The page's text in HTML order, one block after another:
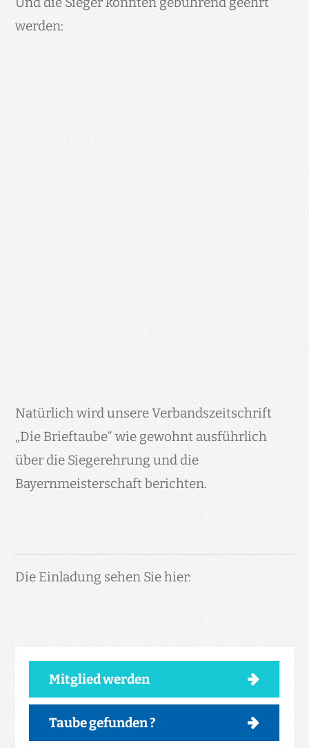
werden:
Natürlich wird unsere Verbandszeitschrift
„Die Brieftaube“ wie gewohnt ausführlich
über die Siegerehrung und die
Bayernmeisterschaft berichten.
Die Einladung sehen Sie hier:
Mitglied werden
Taube gefunden ?